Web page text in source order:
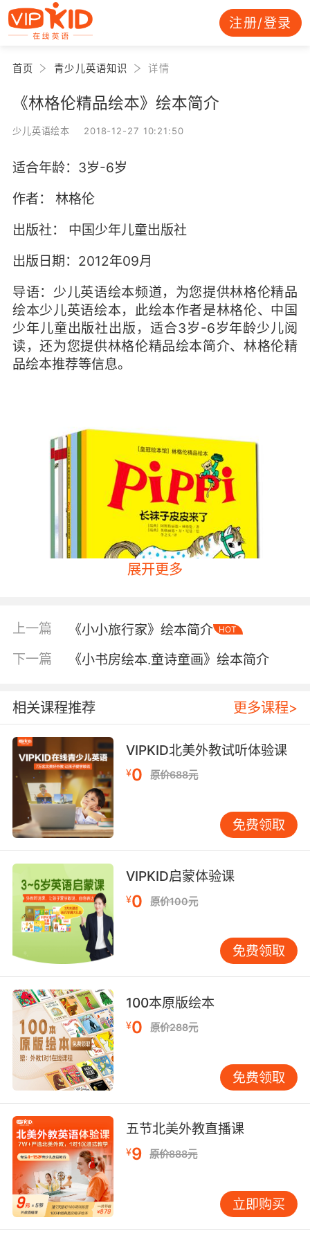
注册/登录
首页 青少儿英语知识 详情
《林格伦精品绘本》绘本简介
少儿英语绘本 2018-12-27 10:21:50
适合年龄：3岁-6岁
作者： 林格伦
出版社： 中国少年儿童出版社
出版日期：2012年09月
导语：少儿英语绘本频道，为您提供林格伦精品
绘本少儿英语绘本，此绘本作者是林格伦、中国
少年儿童出版社出版，适合3岁-6岁年龄少儿阅
读，还为您提供林格伦精品绘本简介、林格伦精
品绘本推荐等信息。
内容简介
《长袜子皮皮来了》
长袜子皮皮来了!嘿嘿，这个小姑娘可真神，简直
无所不能!两手一使劲儿，就把一匹马举过了头
顶；不费吹灰之力，就把大力士打倒了!哎呀，家
里来了两个小偷，不过他们可有点儿自找倒霉。
呵呵，皮皮还会做饼干、走钢丝，还能站在飞奔
的马背上……告诉你个秘密，皮皮还有满满一袋子
金币呢!
本套丛书还包括《长袜子皮皮在公园》、《《长
袜子皮皮在南海》、《长袜子皮皮寻找斯彭
克》、《好一个埃米尔》、《埃米尔与汤罐儿的
故事》、《埃米尔又闯祸了》和《埃米尔给丽娜
拔牙》。
《长袜子皮皮来了》
《长袜子皮皮在公园》
《《长袜子皮皮在南海》
《长袜子皮皮寻找斯彭克》
《好一个埃米尔》
展开更多
上一篇 《小小旅行家》绘本简介 HOT
下一篇 《小书房绘本.童诗童画》绘本简介
相关课程推荐 更多课程>
VIPKID北美外教试听体验课
¥0 原价688元
免费领取
VIPKID启蒙体验课
¥0 原价100元
免费领取
100本原版绘本
¥0 原价288元
免费领取
五节北美外教直播课
¥9 原价888元
立即购买